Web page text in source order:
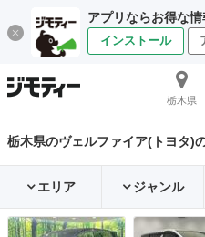
アプリならお得な情
インストール
栃木県
栃木県のヴェルファイア(トヨタ)
エリア ジャンル